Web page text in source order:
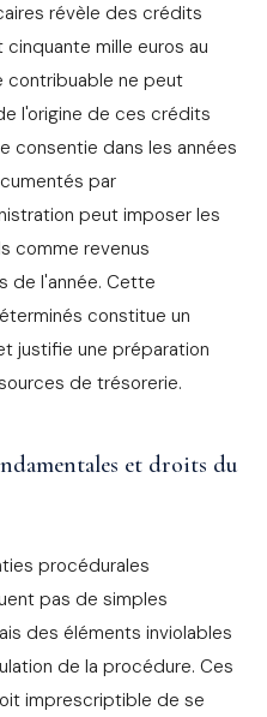
révèle des crédits
mille euros au
contribuable ne peut
l'origine de ces crédits
consentie dans les années
par
peut imposer les
comme revenus
de l'année. Cette
constitue un
justifie une préparation
de trésorerie.
et droits du
procédurales
pas de simples
des éléments inviolables
de la procédure. Ces
imprescriptible de se